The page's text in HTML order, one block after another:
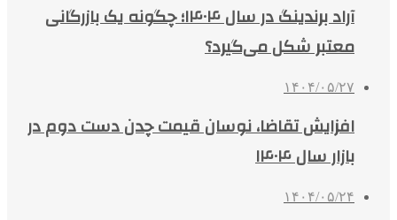
آراد برندینگ در سال ۱۴۰۴؛ چگونه یک بازرگانی
معتبر شکل می‌گیرد؟
۱۴۰۴/۰۵/۲۷
افزایش تقاضا، نوسان قیمت چدن دست دوم در
بازار سال ۱۴۰۴
۱۴۰۴/۰۵/۲۴